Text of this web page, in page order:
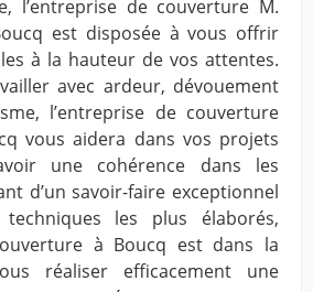
l’entreprise de couverture M.
est disposée à vous offrir
à la hauteur de vos attentes.
avec ardeur, dévouement
l’entreprise de couverture
vous aidera dans vos projets
une cohérence dans les
d’un savoir-faire exceptionnel
les plus élaborés,
à Boucq est dans la
réaliser efficacement une